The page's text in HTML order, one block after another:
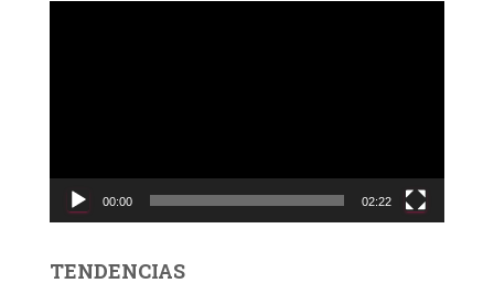
c
d
00:00 02:22
TENDENCIAS